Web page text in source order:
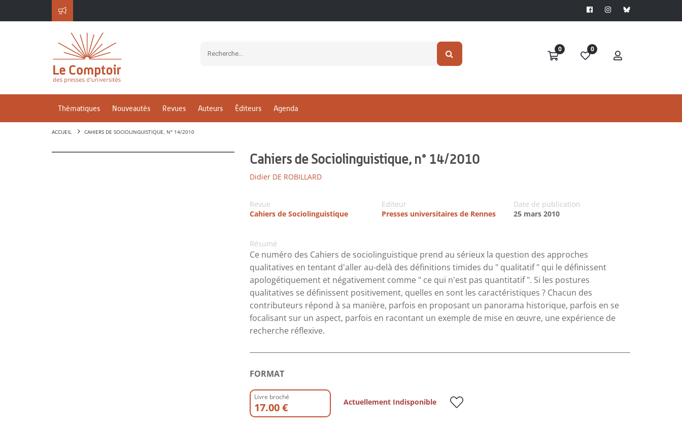
0 0
Thématiques Nouveautés Revues Auteurs Éditeurs Agenda
ACCUEIL CAHIERS DE SOCIOLINGUISTIQUE, N° 14/2010
Cahiers de Sociolinguistique, n° 14/2010
Didier DE ROBILLARD
Revue
Cahiers de Sociolinguistique
Editeur
Presses universitaires de Rennes
Date de publication
25 mars 2010
Résumé
Ce numéro des Cahiers de sociolinguistique prend au sérieux la question des approches
qualitatives en tentant d'aller au-delà des définitions timides du " qualitatif " qui le définissent
apologétiquement et négativement comme " ce qui n'est pas quantitatif ". Si les postures
qualitatives se définissent positivement, quelles en sont les caractéristiques ? Chacun des
contributeurs répond à sa manière, parfois en proposant un panorama historique, parfois en se
focalisant sur un aspect, parfois en racontant un exemple de mise en œuvre, une expérience de
recherche réflexive.
FORMAT
Livre broché
17.00 € Actuellement Indisponible